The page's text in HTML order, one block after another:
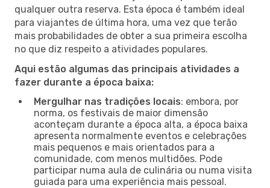
qualquer outra reserva. Esta época é também ideal
para viajantes de última hora, uma vez que terão
mais probabilidades de obter a sua primeira escolha
no que diz respeito a atividades populares.
Aqui estão algumas das principais atividades a
fazer durante a época baixa:
Mergulhar nas tradições locais: embora, por
norma, os festivais de maior dimensão
aconteçam durante a época alta, a época baixa
apresenta normalmente eventos e celebrações
mais pequenos e mais orientados para a
comunidade, com menos multidões. Pode
participar numa aula de culinária ou numa visita
guiada para uma experiência mais pessoal.